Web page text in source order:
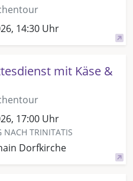
14:30 Uhr
mit Käse &
17:00 Uhr
NACH TRINITATIS
Dorfkirche